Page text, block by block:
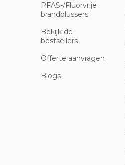
PFAS-/Fluorvrije
brandblussers
Bekijk de
bestsellers
Offerte aanvragen
Blogs